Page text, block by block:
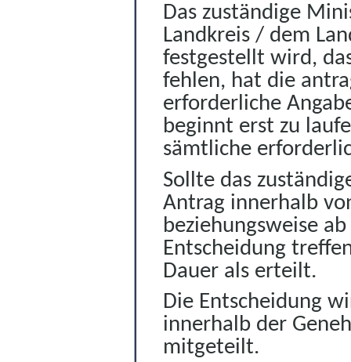
Das zuständige
Landkreis / dem
festgestellt wird,
fehlen, hat die
erforderliche
beginnt erst zu
sämtliche
Sollte das
Antrag innerhalb
beziehungsweise
Entscheidung
Dauer als erteilt.
Die Entscheidung
innerhalb der
mitgeteilt.